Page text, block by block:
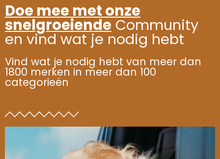
Doe mee met onze
snelgroeiende Community
en vind wat je nodig hebt
Vind wat je nodig hebt van meer dan
1800 merken in meer dan 100
categorieën